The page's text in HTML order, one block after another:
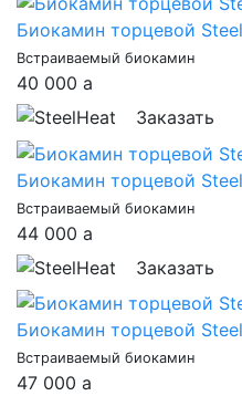
Биокамин торцевой
Встраиваемый биокамин
40 000 a
Заказать
Биокамин торцевой
Встраиваемый биокамин
44 000 a
Заказать
Биокамин торцевой
Встраиваемый биокамин
47 000 a